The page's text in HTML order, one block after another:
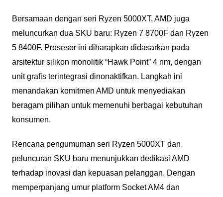
Bersamaan dengan seri Ryzen 5000XT, AMD juga
meluncurkan dua SKU baru: Ryzen 7 8700F dan Ryzen
5 8400F. Prosesor ini diharapkan didasarkan pada
arsitektur silikon monolitik “Hawk Point” 4 nm, dengan
unit grafis terintegrasi dinonaktifkan. Langkah ini
menandakan komitmen AMD untuk menyediakan
beragam pilihan untuk memenuhi berbagai kebutuhan
konsumen.
Rencana pengumuman seri Ryzen 5000XT dan
peluncuran SKU baru menunjukkan dedikasi AMD
terhadap inovasi dan kepuasan pelanggan. Dengan
memperpanjang umur platform Socket AM4 dan